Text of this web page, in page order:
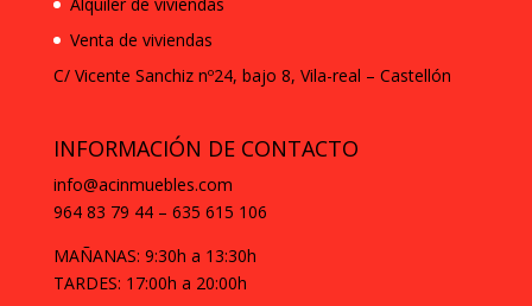
Venta de viviendas
C/ Vicente Sanchiz nº24, bajo 8, Vila-real – Castellón
INFORMACIÓN DE CONTACTO
info@acinmuebles.com
964 83 79 44 – 635 615 106
MAÑANAS: 9:30h a 13:30h
TARDES: 17:00h a 20:00h